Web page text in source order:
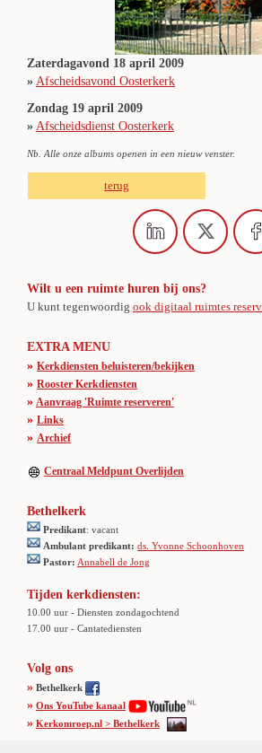
Zaterdagavond 18 april 2009
» Afscheidsavond Oosterkerk
Zondag 19 april 2009
» Afscheidsdienst Oosterkerk
Nb. Alle onze albums openen in een nieuw venster.
terug
Wilt u een ruimte huren bij ons?
U kunt tegenwoordig ook digitaal ruimtes
EXTRA MENU
» Kerkdiensten beluisteren/bekijken
» Rooster Kerkdiensten
» Aanvraag 'Ruimte reserveren'
» Links
» Archief
Centraal Meldpunt Overlijden
Bethelkerk
Predikant: vacant
Ambulant predikant: ds. Yvonne Schoonhoven
Pastor: Annabell de Jong
Tijden kerkdiensten:
10.00 uur - Diensten zondagochtend
17.00 uur - Cantatediensten
Volg ons
» Bethelkerk
» Ons YouTube kanaal
» Kerkomroep.nl > Bethelkerk